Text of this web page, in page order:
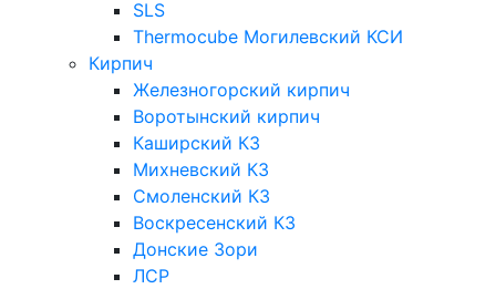
SLS
Thermocube Могилевский КСИ
Кирпич
Железногорский кирпич
Воротынский кирпич
Каширский КЗ
Михневский КЗ
Смоленский КЗ
Воскресенский КЗ
Донские Зори
ЛСР